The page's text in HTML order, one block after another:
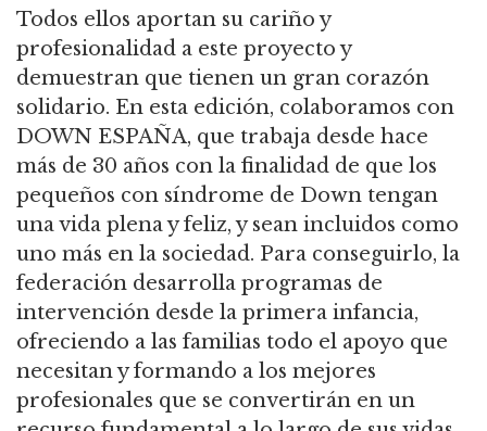
Todos ellos aportan su cariño y
profesionalidad a este proyecto y
demuestran que tienen un gran corazón
solidario. En esta edición, colaboramos con
DOWN ESPAÑA, que trabaja desde hace
más de 30 años con la finalidad de que los
pequeños con síndrome de Down tengan
una vida plena y feliz, y sean incluidos como
uno más en la sociedad. Para conseguirlo, la
federación desarrolla programas de
intervención desde la primera infancia,
ofreciendo a las familias todo el apoyo que
necesitan y formando a los mejores
profesionales que se convertirán en un